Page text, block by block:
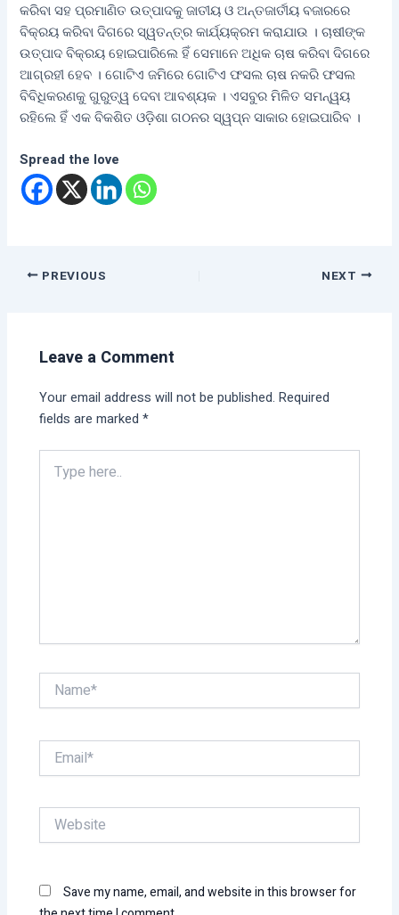
କରିବା ସହ ପ୍ରମାଣିତ ଉତ୍ପାଦକୁ ଜାତୀୟ ଓ ଅନ୍ତଜାର୍ତୀୟ ବଜାରରେ
ବିକ୍ରୟ କରିବା ଦିଗରେ ସ୍ୱତନ୍ତ୍ର କାର୍ଯ୍ୟକ୍ରମ କରାଯାଉ । ଚାଷୀଙ୍କ
ଉତ୍ପାଦ ବିକ୍ରୟ ହୋଇପାରିଲେ ହିଁ ସେମାନେ ଅଧିକ ଚାଷ କରିବା ଦିଗରେ
ଆଗ୍ରହୀ ହେବ । ଗୋଟିଏ ଜମିରେ ଗୋଟିଏ ଫସଲ ଚାଷ ନକରି ଫସଲ
ବିବିଧିକରଣକୁ ଗୁରୁତ୍ୱ ଦେବା ଆବଶ୍ୟକ । ଏସବୁର ମିଳିତ ସମନ୍ୱୟ
ରହିଲେ ହିଁ ଏକ ବିକଶିତ ଓଡ଼ିଶା ଗଠନର ସ୍ୱପ୍ନ ସାକାର ହୋଇପାରିବ ।
Spread the love
PREVIOUS NEXT
Leave a Comment
Your email address will not be published. Required
fields are marked*
here..
Name*
Email*
Website
Save my name, email, and website in this browser for